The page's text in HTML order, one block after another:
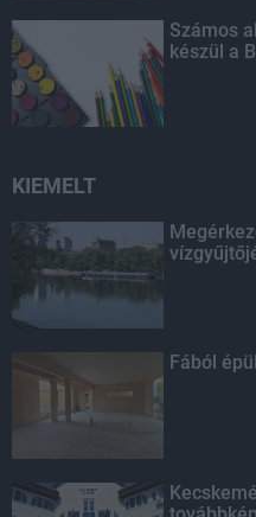
Számos
készül a
KIEMELT
Fából